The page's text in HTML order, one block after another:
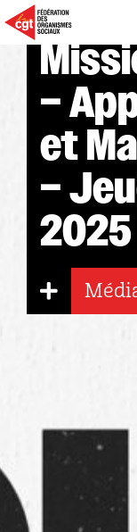
Missions Locales
–
et
–
2025